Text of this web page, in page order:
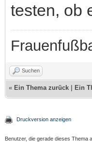
testen, ob
Suchen
« Ein Thema zurück Ein
Druckversion anzeigen
Benutzer, die gerade dieses Thema